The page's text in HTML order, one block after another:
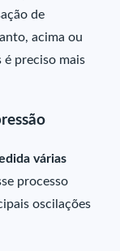
de
acima ou
é preciso mais
várias
processo
oscilações